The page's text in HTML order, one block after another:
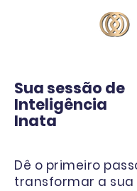
Sua sessão de
Inteligência
Inata
Dê o primeiro
transformar a sua